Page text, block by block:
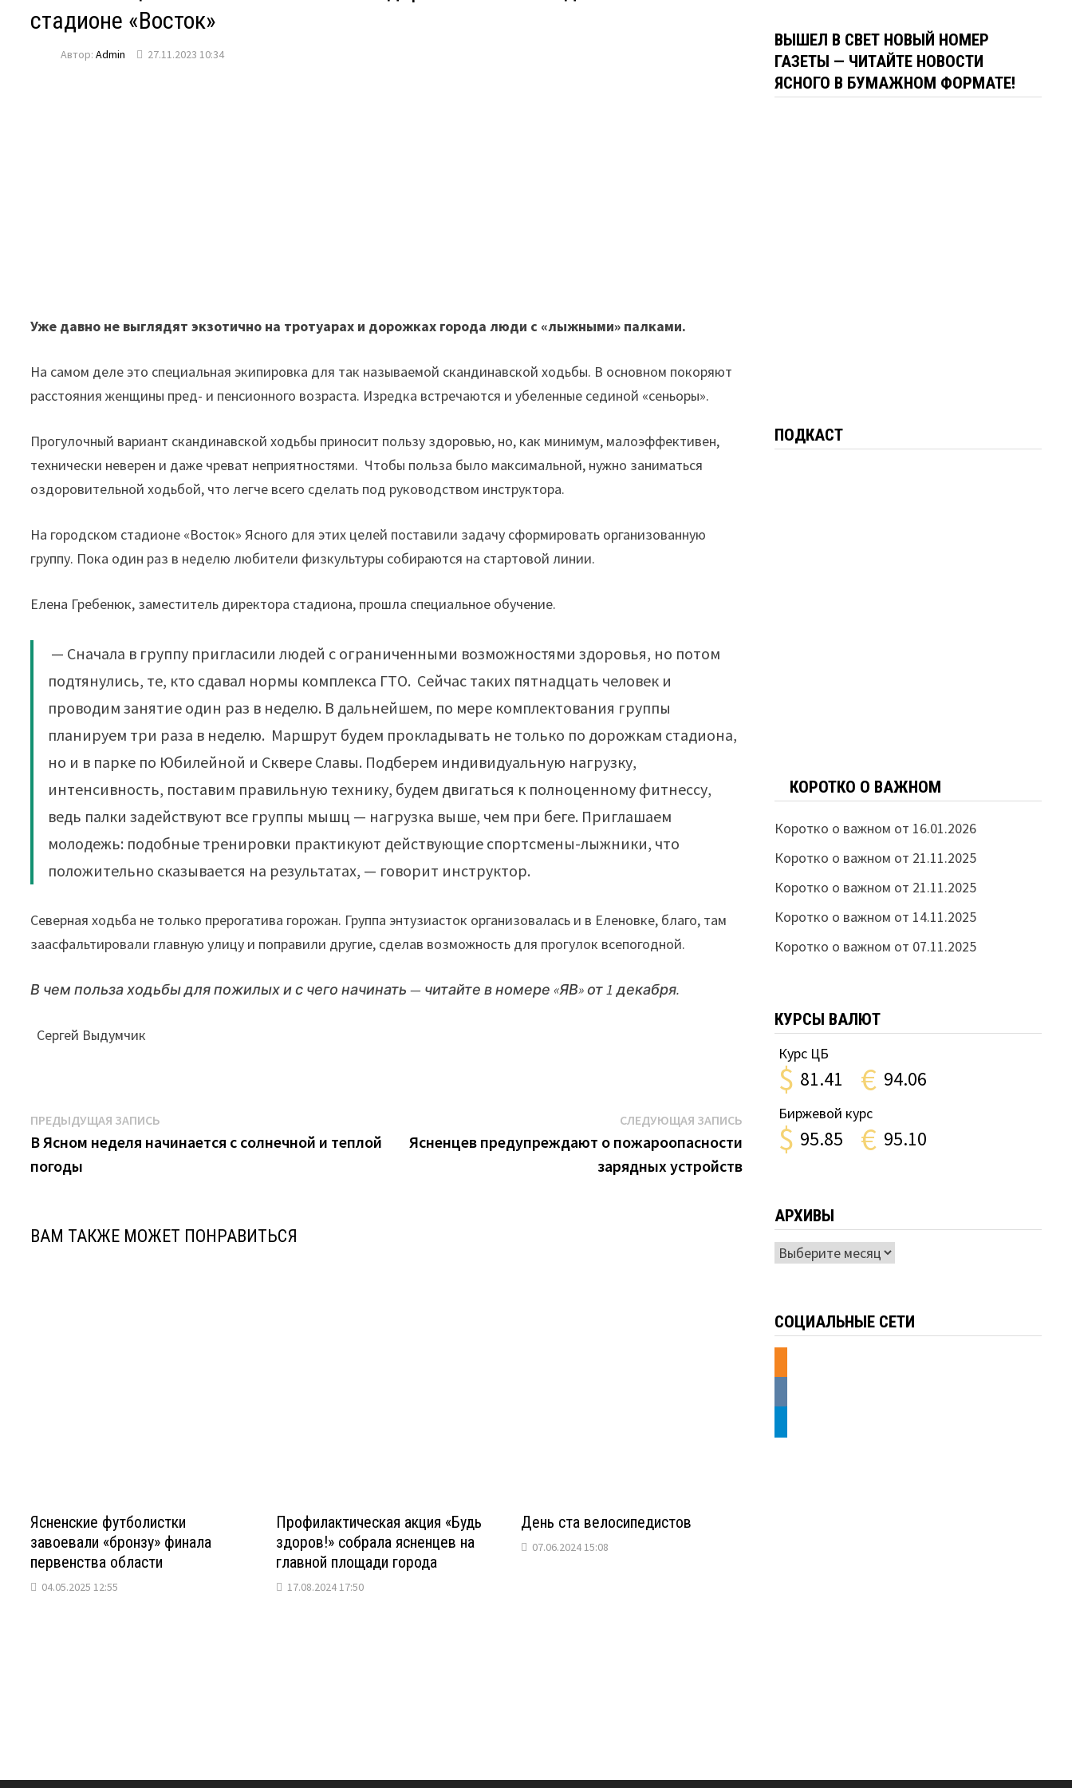
стадионе «Восток»
Автор:Admin 27.11.2023 10:34
Уже давно не выглядят экзотично на тротуарах и дорожках города люди с «лыжными» палками.
На самом деле это специальная экипировка для так называемой скандинавской ходьбы. В основном покоряют
расстояния женщины пред- и пенсионного возраста. Изредка встречаются и убеленные сединой «сеньоры».
Прогулочный вариант скандинавской ходьбы приносит пользу здоровью, но, как минимум, малоэффективен,
технически неверен и даже чреват неприятностями. Чтобы польза было максимальной, нужно заниматься
оздоровительной ходьбой, что легче всего сделать под руководством инструктора.
На городском стадионе «Восток» Ясного для этих целей поставили задачу сформировать организованную
группу. Пока один раз в неделю любители физкультуры собираются на стартовой линии.
Елена Гребенюк, заместитель директора стадиона, прошла специальное обучение.
— Сначала в группу пригласили людей с ограниченными возможностями здоровья, но потом
подтянулись, те, кто сдавал нормы комплекса ГТО. Сейчас таких пятнадцать человек и
проводим занятие один раз в неделю. В дальнейшем, по мере комплектования группы
планируем три раза в неделю. Маршрут будем прокладывать не только по дорожкам стадиона,
но и в парке по Юбилейной и Сквере Славы. Подберем индивидуальную нагрузку,
интенсивность, поставим правильную технику, будем двигаться к полноценному фитнессу,
ведь палки задействуют все группы мышц — нагрузка выше, чем при беге. Приглашаем
молодежь: подобные тренировки практикуют действующие спортсмены-лыжники, что
положительно сказывается на результатах, — говорит инструктор.
Северная ходьба не только прерогатива горожан. Группа энтузиасток организовалась и в Еленовке, благо, там
заасфальтировали главную улицу и поправили другие, сделав возможность для прогулок всепогодной.
В чем польза ходьбы для пожилых и с чего начинать — читайте в номере «ЯВ» от 1 декабря.
Сергей Выдумчик
Навигация
по
записям
ПРЕДЫДУЩАЯ ЗАПИСЬ
запись:
В Ясном неделя начинается с солнечной и теплой
погоды
СЛЕДУЮЩАЯ ЗАПИСЬСледующая
запись:
Ясненцев предупреждают о пожароопасности
зарядных устройств
ВАМ ТАКЖЕ МОЖЕТ ПОНРАВИТЬСЯ
Ясненские футболистки
завоевали «бронзу» финала
первенства области
04.05.2025 12:55
Профилактическая акция «Будь
здоров!» собрала ясненцев на
главной площади города
17.08.2024 17:50
День ста велосипедистов
07.06.2024 15:08
ВЫШЕЛ В СВЕТ НОВЫЙ НОМЕР
ГАЗЕТЫ — ЧИТАЙТЕ НОВОСТИ
ЯСНОГО В БУМАЖНОМ ФОРМАТЕ!
ПОДКАСТ
КОРОТКО О ВАЖНОМ
Коротко о важном от 16.01.2026
Коротко о важном от 21.11.2025
Коротко о важном от 21.11.2025
Коротко о важном от 14.11.2025
Коротко о важном от 07.11.2025
КУРСЫ ВАЛЮТ
Курс ЦБ
$ 81.41 € 94.06
Биржевой курс
$ 95.85 € 95.10
АРХИВЫ
Архивы
СОЦИАЛЬНЫЕ СЕТИ